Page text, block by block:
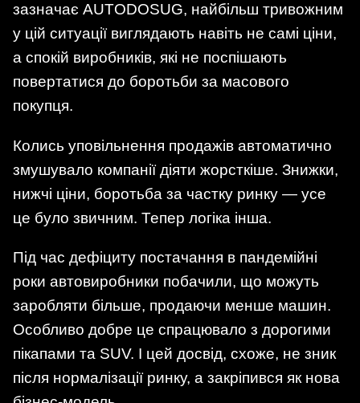
зазначає AUTODOSUG, найбільш тривожним
у цій ситуації виглядають навіть не самі ціни,
а спокій виробників, які не поспішають
повертатися до боротьби за масового
покупця.
Колись уповільнення продажів автоматично
змушувало компанії діяти жорсткіше. Знижки,
нижчі ціни, боротьба за частку ринку — усе
це було звичним. Тепер логіка інша.
Під час дефіциту постачання в пандемійні
роки автовиробники побачили, що можуть
заробляти більше, продаючи менше машин.
Особливо добре це спрацювало з дорогими
пікапами та SUV. І цей досвід, схоже, не зник
після нормалізації ринку, а закріпився як нова